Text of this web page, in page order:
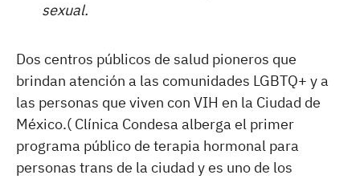
sexual.
Dos centros públicos de salud pioneros que
brindan atención a las comunidades LGBTQ+ y a
las personas que viven con VIH en la Ciudad de
México.( Clínica Condesa alberga el primer
programa público de terapia hormonal para
personas trans de la ciudad y es uno de los